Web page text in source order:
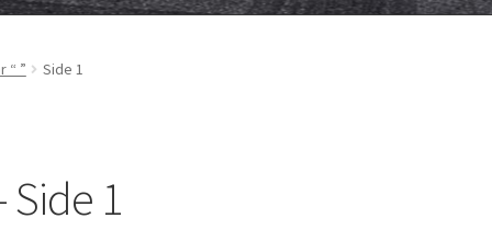
“ ” Side 1
Side 1